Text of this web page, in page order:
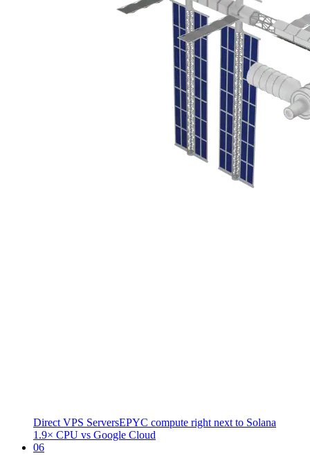
Direct VPS ServersEPYC compute right next to Solana
1.9× CPU vs Google Cloud
06